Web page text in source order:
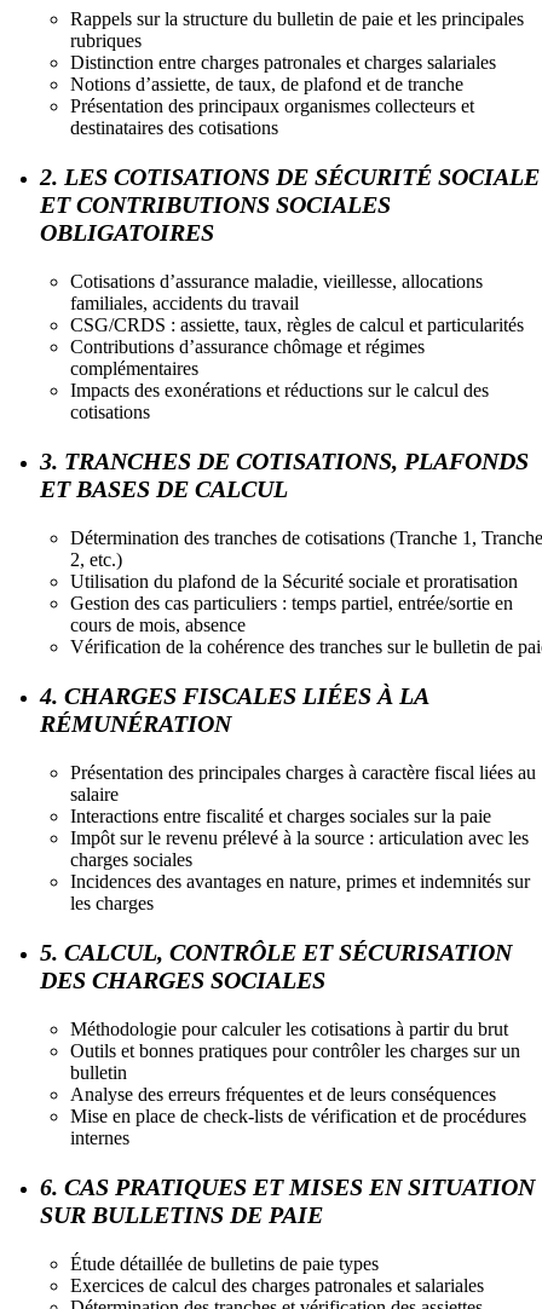
Rappels sur la structure du bulletin de paie et les principales
rubriques
Distinction entre charges patronales et charges salariales
Notions d’assiette, de taux, de plafond et de tranche
Présentation des principaux organismes collecteurs et
destinataires des cotisations
2. LES COTISATIONS DE SÉCURITÉ SOCIALE
ET CONTRIBUTIONS SOCIALES
OBLIGATOIRES
Cotisations d’assurance maladie, vieillesse, allocations
familiales, accidents du travail
CSG/CRDS : assiette, taux, règles de calcul et particularités
Contributions d’assurance chômage et régimes
complémentaires
Impacts des exonérations et réductions sur le calcul des
cotisations
3. TRANCHES DE COTISATIONS, PLAFONDS
ET BASES DE CALCUL
Détermination des tranches de cotisations (Tranche 1, Tranche
2, etc.)
Utilisation du plafond de la Sécurité sociale et proratisation
Gestion des cas particuliers : temps partiel, entrée/sortie en
cours de mois, absence
Vérification de la cohérence des tranches sur le bulletin de
4. CHARGES FISCALES LIÉES À LA
RÉMUNÉRATION
Présentation des principales charges à caractère fiscal liées au
salaire
Interactions entre fiscalité et charges sociales sur la paie
Impôt sur le revenu prélevé à la source : articulation avec les
charges sociales
Incidences des avantages en nature, primes et indemnités sur
les charges
5. CALCUL, CONTRÔLE ET SÉCURISATION
DES CHARGES SOCIALES
Méthodologie pour calculer les cotisations à partir du brut
Outils et bonnes pratiques pour contrôler les charges sur un
bulletin
Analyse des erreurs fréquentes et de leurs conséquences
Mise en place de check-lists de vérification et de procédures
internes
6. CAS PRATIQUES ET MISES EN SITUATION
SUR BULLETINS DE PAIE
Étude détaillée de bulletins de paie types
Exercices de calcul des charges patronales et salariales